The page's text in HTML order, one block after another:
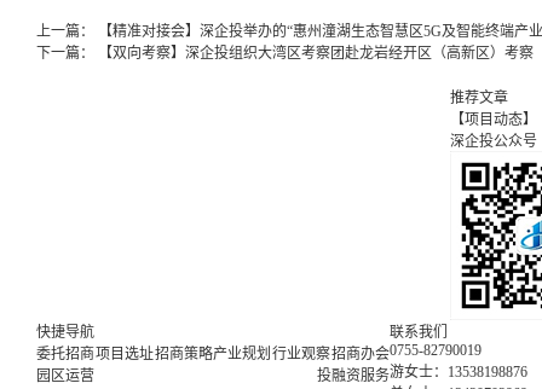
上一篇：
【精准对接会】深企投举办的“惠州潼湖生态智慧区5G及智能终端产
下一篇：
【双向考察】深企投组织大湾区考察团赴龙岩经开区（高新区）考察
推荐文章
【项目动态
深企投公众号
快捷导航
委托招商项目选址招商策略产业规划 行业观察招商办会
园区运营
投融资服务
联系我们
0755-82790019
游女士：13538198876